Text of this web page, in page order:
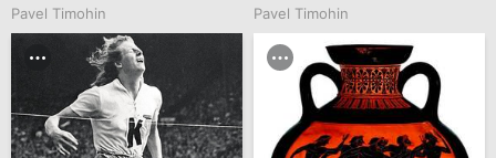
Pavel Timohin Pavel Timohin